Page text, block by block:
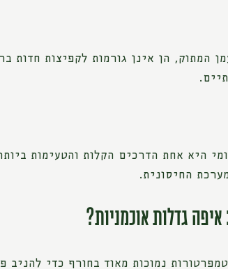
המתוק, הן אינן גורמות לקפיצות חדות
היא אחת הדרכים הקלות והטעימות
החיסונית.
גדלות אוכמניות?
נמוכות מאוד בחורף כדי להניב